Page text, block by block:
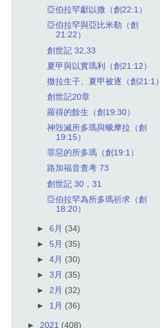
亞伯拉罕獻以撒（創22:1）
亞伯拉罕與亞比米勒（創
21:22）
創世記 32,33
夏甲與以實瑪利（創21:12）
撒拉生子、夏甲被逐（創21:1）
創世記20章
羅得的餘生（創19:30）
神毁滅所多瑪與蛾摩拉（創
19:15）
罪惡的所多瑪（創19:1）
路加福音查考 73
創世記 30，31
亞伯拉罕為所多瑪祈求（創
18:20）
►6月 (34)
► 5月 (35)
►4月 (30)
►3月 (35)
►2月 (32)
► 1月 (36)
► 2021 (408)